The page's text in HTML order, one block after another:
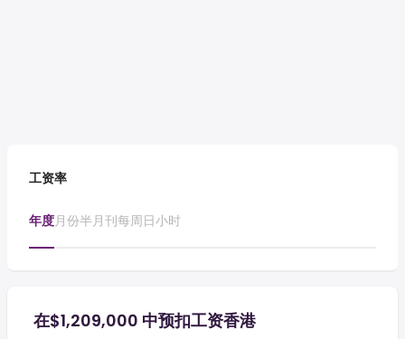
工资率
年度月份半月刊每周日小时
在$1,209,000 中预扣工资香港